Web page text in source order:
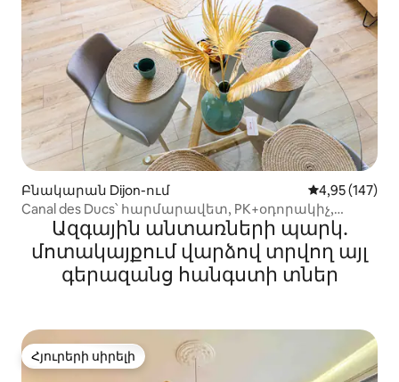
Բնակարան Dijon-ում Միջին
4,95 (147)
Canal des Ducs՝ հարմարավետ, PK+օդորակիչ,
քաղաքի կենտրոնին մոտ
Ազգային անտառների պարկ․
մոտակայքում վարձով տրվող այլ
գերազանց հանգստի տներ
Հյուրերի սիրելի
Հյուրերի սիրելի